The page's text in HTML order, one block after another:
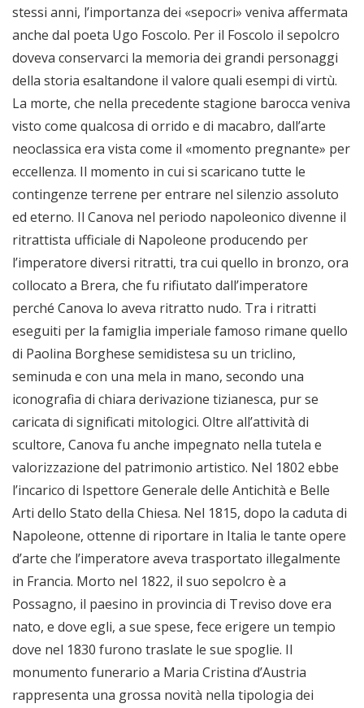
stessi anni, l’importanza dei «sepocri» veniva affermata
anche dal poeta Ugo Foscolo. Per il Foscolo il sepolcro
doveva conservarci la memoria dei grandi personaggi
della storia esaltandone il valore quali esempi di virtù.
La morte, che nella precedente stagione barocca veniva
visto come qualcosa di orrido e di macabro, dall’arte
neoclassica era vista come il «momento pregnante» per
eccellenza. Il momento in cui si scaricano tutte le
contingenze terrene per entrare nel silenzio assoluto
ed eterno. Il Canova nel periodo napoleonico divenne il
ritrattista ufficiale di Napoleone producendo per
l’imperatore diversi ritratti, tra cui quello in bronzo, ora
collocato a Brera, che fu rifiutato dall’imperatore
perché Canova lo aveva ritratto nudo. Tra i ritratti
eseguiti per la famiglia imperiale famoso rimane quello
di Paolina Borghese semidistesa su un triclino,
seminuda e con una mela in mano, secondo una
iconografia di chiara derivazione tizianesca, pur se
caricata di significati mitologici. Oltre all’attività di
scultore, Canova fu anche impegnato nella tutela e
valorizzazione del patrimonio artistico. Nel 1802 ebbe
l’incarico di Ispettore Generale delle Antichità e Belle
Arti dello Stato della Chiesa. Nel 1815, dopo la caduta di
Napoleone, ottenne di riportare in Italia le tante opere
d’arte che l’imperatore aveva trasportato illegalmente
in Francia. Morto nel 1822, il suo sepolcro è a
Possagno, il paesino in provincia di Treviso dove era
nato, e dove egli, a sue spese, fece erigere un tempio
dove nel 1830 furono traslate le sue spoglie. Il
monumento funerario a Maria Cristina d’Austria
rappresenta una grossa novità nella tipologia dei